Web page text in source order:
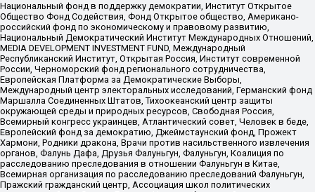
Национальный фонд в поддержку демократии, Институт Открытое
Общество Фонд Содействия, Фонд Открытое общество, Американо-
российский фонд по экономическому и правовому развитию,
Национальный Демократический Институт Международных Отношений,
MEDIA DEVELOPMENT INVESTMENT FUND, Международный
Республиканский Институт, Открытая Россия, Институт современной
России, Черноморский фонд регионального сотрудничества,
Европейская Платформа за Демократические Выборы,
Международный центр электоральных исследований, Германский фонд
Маршалла Соединенных Штатов, Тихоокеанский центр защиты
окружающей среды и природных ресурсов, Свободная Россия,
Всемирный конгресс украинцев, Атлантический совет, Человек в беде,
Европейский фонд за демократию, Джеймстаунский фонд, Прожект
Хармони, Родники дракона, Врачи против насильственного извлечения
органов, Фалунь Дафа, Друзья Фалуньгун, Фалуньгун, Коалиция по
расследованию преследования в отношении Фалуньгун в Китае,
Всемирная организация по расследованию преследований Фалуньгун,
Пражский гражданский центр, Ассоциация школ политических